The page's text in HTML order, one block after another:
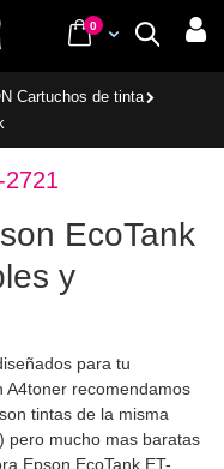
Buscar
Cart
0items
Cartuchos de tinta
2721
EcoTank
y
para tu
A4toner recomendamos
tintas de la misma
pero mucho mas baratas
Epson EcoTank ET-